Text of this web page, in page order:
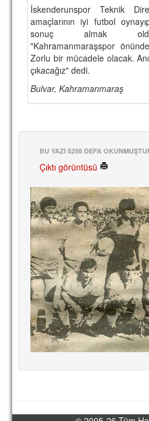
HAKKIMIZDA
MİSYON
HAKKIMIZDA
İRTİBAT
SİTE İSTATİSTİKLERİ
İskenderunspor Teknik
amaçlarının iyi futbol
sonuç almak
"Kahramanmaraşspor
Zorlu bir mücadele olacak.
çıkacağız" dedi.
Bulvar, Kahramanmaraş
BU YAZI 5258 DEFA
Çıktı görüntüsü